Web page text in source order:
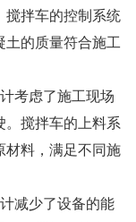
搅拌车的控制系统
土的质量符合施工
考虑了施工现场
。搅拌车的上料系
材料，满足不同施
减少了设备的能